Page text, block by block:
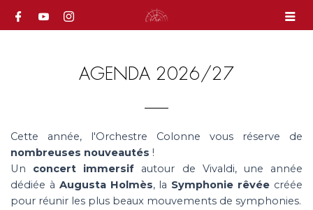
AGENDA 2026/27
Cette année, l'Orchestre Colonne vous réserve de
nombreuses nouveautés !
Un concert immersif autour de Vivaldi, une année
dédiée à Augusta Holmès, la Symphonie rêvée créée
pour réunir les plus beaux mouvements de symphonies.